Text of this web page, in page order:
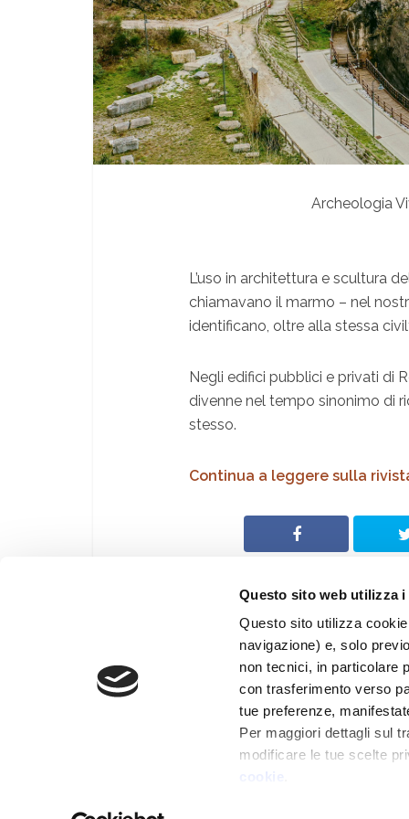
Questo sito web utilizza i
Questo sito utilizza
navigazione) e, solo
non tecnici, in particolare
con trasferimento verso
tue preferenze,
Per maggiori dettagli sul
modificare le tue scelte
cookie
Archeologia
L’uso in architettura e scultura
chiamavano il marmo – nel
identificano, oltre alla stessa
Negli edifici pubblici e privati di
divenne nel tempo sinonimo di
stesso.
Continua a leggere sulla
®Giunti Editore S.p.a.
Web By
PRISMA Associazione Culturale